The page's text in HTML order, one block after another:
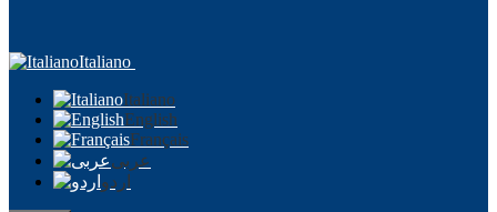
Italiano
Italiano
English
Français
عربى
اردو